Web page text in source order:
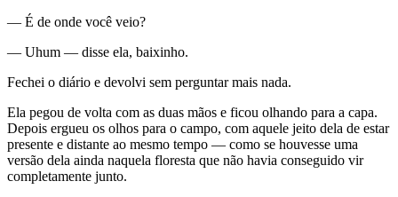
— É de onde você veio?
— Uhum — disse ela, baixinho.
Fechei o diário e devolvi sem perguntar mais nada.
Ela pegou de volta com as duas mãos e ficou olhando para a capa.
Depois ergueu os olhos para o campo, com aquele jeito dela de estar
presente e distante ao mesmo tempo — como se houvesse uma
versão dela ainda naquela floresta que não havia conseguido vir
completamente junto.